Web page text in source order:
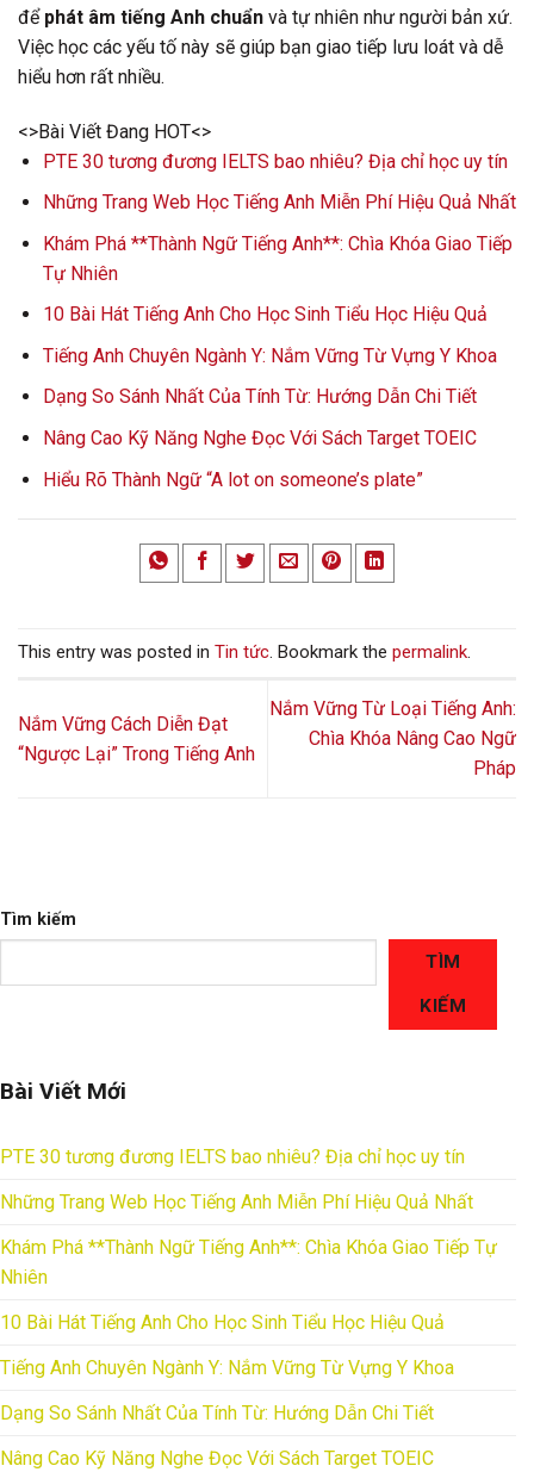
để phát âm tiếng Anh chuẩn và tự nhiên như người bản xứ.
Việc học các yếu tố này sẽ giúp bạn giao tiếp lưu loát và dễ
hiểu hơn rất nhiều.
<>Bài Viết Đang HOT<>
PTE 30 tương đương IELTS bao nhiêu? Địa chỉ học uy tín
Những Trang Web Học Tiếng Anh Miễn Phí Hiệu Quả Nhất
Khám Phá **Thành Ngữ Tiếng Anh**: Chìa Khóa Giao Tiếp
Tự Nhiên
10 Bài Hát Tiếng Anh Cho Học Sinh Tiểu Học Hiệu Quả
Tiếng Anh Chuyên Ngành Y: Nắm Vững Từ Vựng Y Khoa
Dạng So Sánh Nhất Của Tính Từ: Hướng Dẫn Chi Tiết
Nâng Cao Kỹ Năng Nghe Đọc Với Sách Target TOEIC
Hiểu Rõ Thành Ngữ “A lot on someone’s plate”
This entry was posted in Tin tức. Bookmark the permalink.
Nắm Vững Cách Diễn Đạt
“Ngược Lại” Trong Tiếng Anh
Nắm Vững Từ Loại Tiếng Anh:
Chìa Khóa Nâng Cao Ngữ
Pháp
Tìm kiếm
TÌM
KIẾM
Bài Viết Mới
PTE 30 tương đương IELTS bao nhiêu? Địa chỉ học uy tín
Những Trang Web Học Tiếng Anh Miễn Phí Hiệu Quả Nhất
Khám Phá **Thành Ngữ Tiếng Anh**: Chìa Khóa Giao Tiếp Tự
Nhiên
10 Bài Hát Tiếng Anh Cho Học Sinh Tiểu Học Hiệu Quả
Tiếng Anh Chuyên Ngành Y: Nắm Vững Từ Vựng Y Khoa
Dạng So Sánh Nhất Của Tính Từ: Hướng Dẫn Chi Tiết
Nâng Cao Kỹ Năng Nghe Đọc Với Sách Target TOEIC